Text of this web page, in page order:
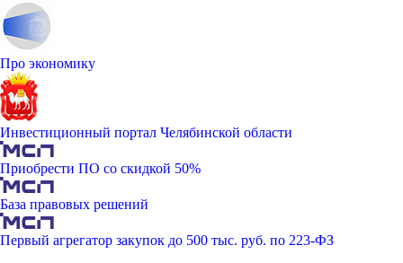
Про экономику
Инвестиционный портал Челябинской области
Приобрести ПО со скидкой 50%
База правовых решений
Первый агрегатор закупок до 500 тыс. руб. по 223-ФЗ